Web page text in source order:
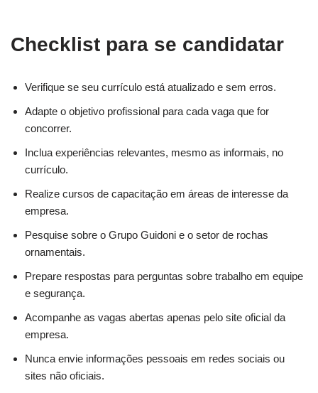
Checklist para se candidatar
Verifique se seu currículo está atualizado e sem erros.
Adapte o objetivo profissional para cada vaga que for
concorrer.
Inclua experiências relevantes, mesmo as informais, no
currículo.
Realize cursos de capacitação em áreas de interesse da
empresa.
Pesquise sobre o Grupo Guidoni e o setor de rochas
ornamentais.
Prepare respostas para perguntas sobre trabalho em equipe
e segurança.
Acompanhe as vagas abertas apenas pelo site oficial da
empresa.
Nunca envie informações pessoais em redes sociais ou
sites não oficiais.